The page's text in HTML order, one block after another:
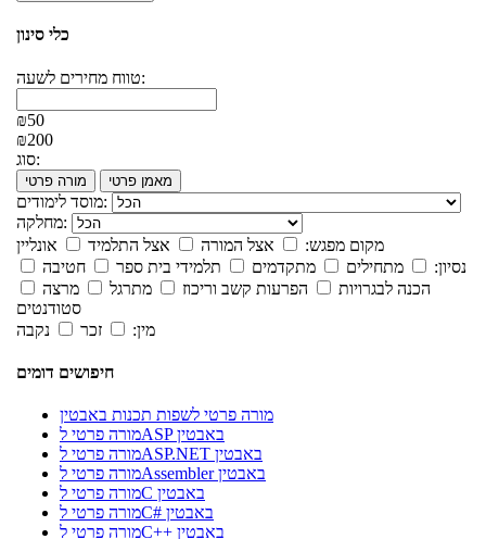
כלי סינון
טווח מחירים לשעה:
₪50
₪200
סוג:
מורה פרטי מאמן פרטי
מוסד לימודים:
מחלקה:
מקום מפגש:
אצל המורה אצל התלמיד
אונליין
נסיון:
מתחילים מתקדמים תלמידי בית ספר
חטיבה
הכנה לבגרויות
הפרעות קשב וריכוז מתרגל
מרצה
סטודנטים
מין:
זכר נקבה
חיפושים דומים
מורה פרטי לשפות תכנות באבטין
מורה פרטי לASP באבטין
מורה פרטי לASP.NET באבטין
מורה פרטי לAssembler באבטין
מורה פרטי לC באבטין
מורה פרטי לC# באבטין
מורה פרטי לC++ באבטין